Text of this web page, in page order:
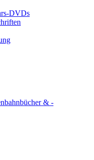
DVDs
& -